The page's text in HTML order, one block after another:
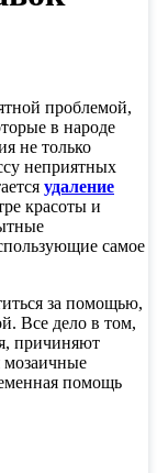
проблемой,
в народе
не только
неприятных
удаление
красоты и
самое
за помощью,
Все дело в том,
причиняют
мозаичные
помощь